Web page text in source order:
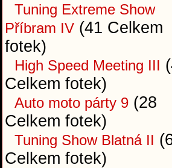
Tuning Extreme Show
Příbram IV (41 Celkem
fotek)
High Speed Meeting III
Celkem fotek)
Auto moto párty 9 (28
Celkem fotek)
Tuning Show Blatná II
Celkem fotek)